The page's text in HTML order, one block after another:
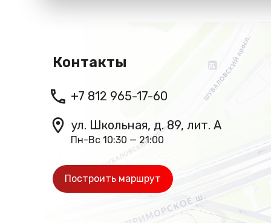
Контакты
+7 812 965-17-60
ул. Школьная, д. 89, лит. А
Пн-Вс 10:30 — 21:00
Построить маршрут